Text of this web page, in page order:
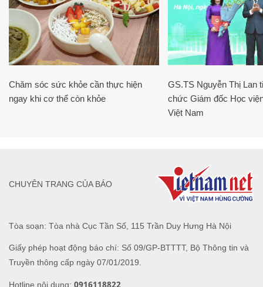
Chăm sóc sức khỏe cần thực hiện
ngay khi cơ thể còn khỏe
GS.TS Nguyễn Thị Lan
chức Giám đốc Học
Việt Nam
Tòa soạn: Tòa nhà Cục Tần Số, 115 Trần Duy Hưng Hà Nội
Giấy phép hoạt động báo chí: Số 09/GP-BTTTT, Bộ Thông tin và
Truyền thông cấp ngày 07/01/2019.
Hotline nội dung: 0916118822
CHUYÊN TRANG CỦA BÁO